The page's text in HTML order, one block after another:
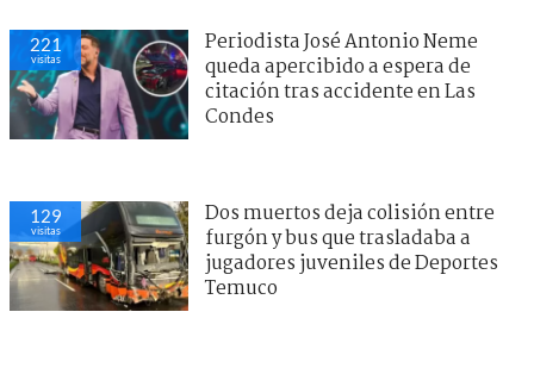
221
visitas
Periodista José Antonio Neme
queda apercibido a espera de
citación tras accidente en Las
Condes
129
visitas
Dos muertos deja colisión entre
furgón y bus que trasladaba a
jugadores juveniles de Deportes
Temuco